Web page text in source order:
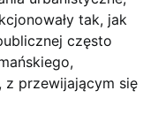
tak, jak
często
przewijającym się